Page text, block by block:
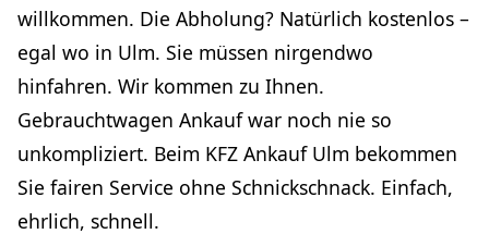
willkommen. Die Abholung? Natürlich kostenlos –
egal wo in Ulm. Sie müssen nirgendwo
hinfahren. Wir kommen zu Ihnen.
Gebrauchtwagen Ankauf war noch nie so
unkompliziert. Beim KFZ Ankauf Ulm bekommen
Sie fairen Service ohne Schnickschnack. Einfach,
ehrlich, schnell.